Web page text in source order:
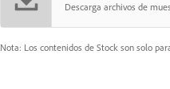
Descarga archivos de
Nota: Los contenidos de Stock son solo